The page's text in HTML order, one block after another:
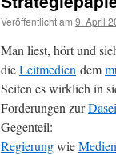
Veröffentlicht am 9. April
Man liest, hört und
dieLeitmedien dem
Seiten es wirklich in
Forderungen zur
Gegenteil:
RegierungwieMedien